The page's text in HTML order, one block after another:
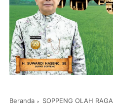
Beranda SOPPENG OLAH RAGA